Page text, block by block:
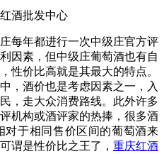
每年都进行一次中级庄官方评
因素，但中级庄葡萄酒也有自
性价比高就是其最大的特点。
，酒价也是考虑因素之一，入
，走大众消费路线。此外许多
机构或酒评家的热捧，很多酒
对于相同售价区间的葡萄酒来
谓是性价比之王了， 重庆红酒